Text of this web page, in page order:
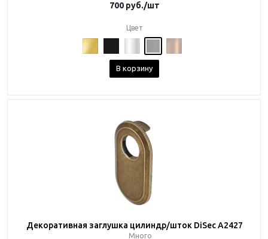
700руб./шт
Цвет
В корзину
Декоративная заглушка цилиндр/шток DiSec A2427
Много